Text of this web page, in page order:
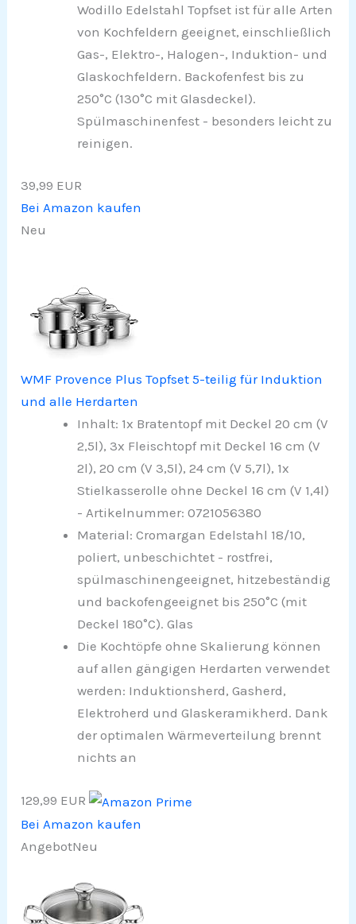
Wodillo Edelstahl Topfset ist für alle Arten
von Kochfeldern geeignet, einschließlich
Gas-, Elektro-, Halogen-, Induktion- und
Glaskochfeldern. Backofenfest bis zu
250°C (130°C mit Glasdeckel).
Spülmaschinenfest - besonders leicht zu
reinigen.
39,99 EUR
Bei Amazon kaufen
Neu
WMF Provence Plus Topfset 5-teilig für Induktion
und alle Herdarten
Inhalt: 1x Bratentopf mit Deckel 20 cm (V
2,5l), 3x Fleischtopf mit Deckel 16 cm (V
2l), 20 cm (V 3,5l), 24 cm (V 5,7l), 1x
Stielkasserolle ohne Deckel 16 cm (V 1,4l)
- Artikelnummer: 0721056380
Material: Cromargan Edelstahl 18/10,
poliert, unbeschichtet - rostfrei,
spülmaschinengeeignet, hitzebeständig
und backofengeeignet bis 250°C (mit
Deckel 180°C). Glas
Die Kochtöpfe ohne Skalierung können
auf allen gängigen Herdarten verwendet
werden: Induktionsherd, Gasherd,
Elektroherd und Glaskeramikherd. Dank
der optimalen Wärmeverteilung brennt
nichts an
129,99 EUR
Bei Amazon kaufen
AngebotNeu